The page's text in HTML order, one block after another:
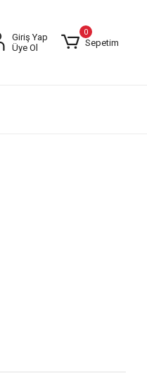
Giriş Yap
Üye Ol
0
Sepetim